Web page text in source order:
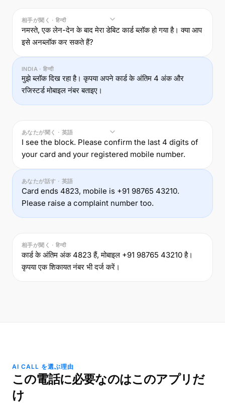
相手が聞く · हिन्दी
नमस्ते, एक लेन-देन के बाद मेरा डेबिट कार्ड ब्लॉक हो गया है। क्या आप
इसे अनब्लॉक कर सकते हैं?
INDIA · हिन्दी
मुझे ब्लॉक दिख रहा है। कृपया अपने कार्ड के अंतिम 4 अंक और
रजिस्टर्ड मोबाइल नंबर बताइए।
あなたが聞く · 英語
I see the block. Please confirm the last 4 digits of
your card and your registered mobile number.
あなたが話す · 英語
Card ends 4823, mobile is +91 98765 43210.
Please raise a complaint number too.
相手が聞く · हिन्दी
कार्ड के अंतिम अंक 4823 हैं, मोबाइल +91 98765 43210 है।
कृपया एक शिकायत नंबर भी दर्ज करें।
AI CALL を選ぶ理由
この電話に必要なのはこのアプリだ
け